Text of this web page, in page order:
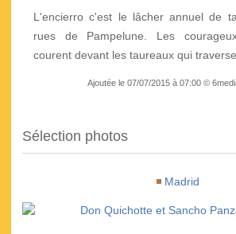
L'encierro c'est le lâcher annuel de
rues de Pampelune. Les
courent devant les taureaux qui
Ajoutée le 07/07/2015 à 07:00 ©
Sélection photos
Madrid